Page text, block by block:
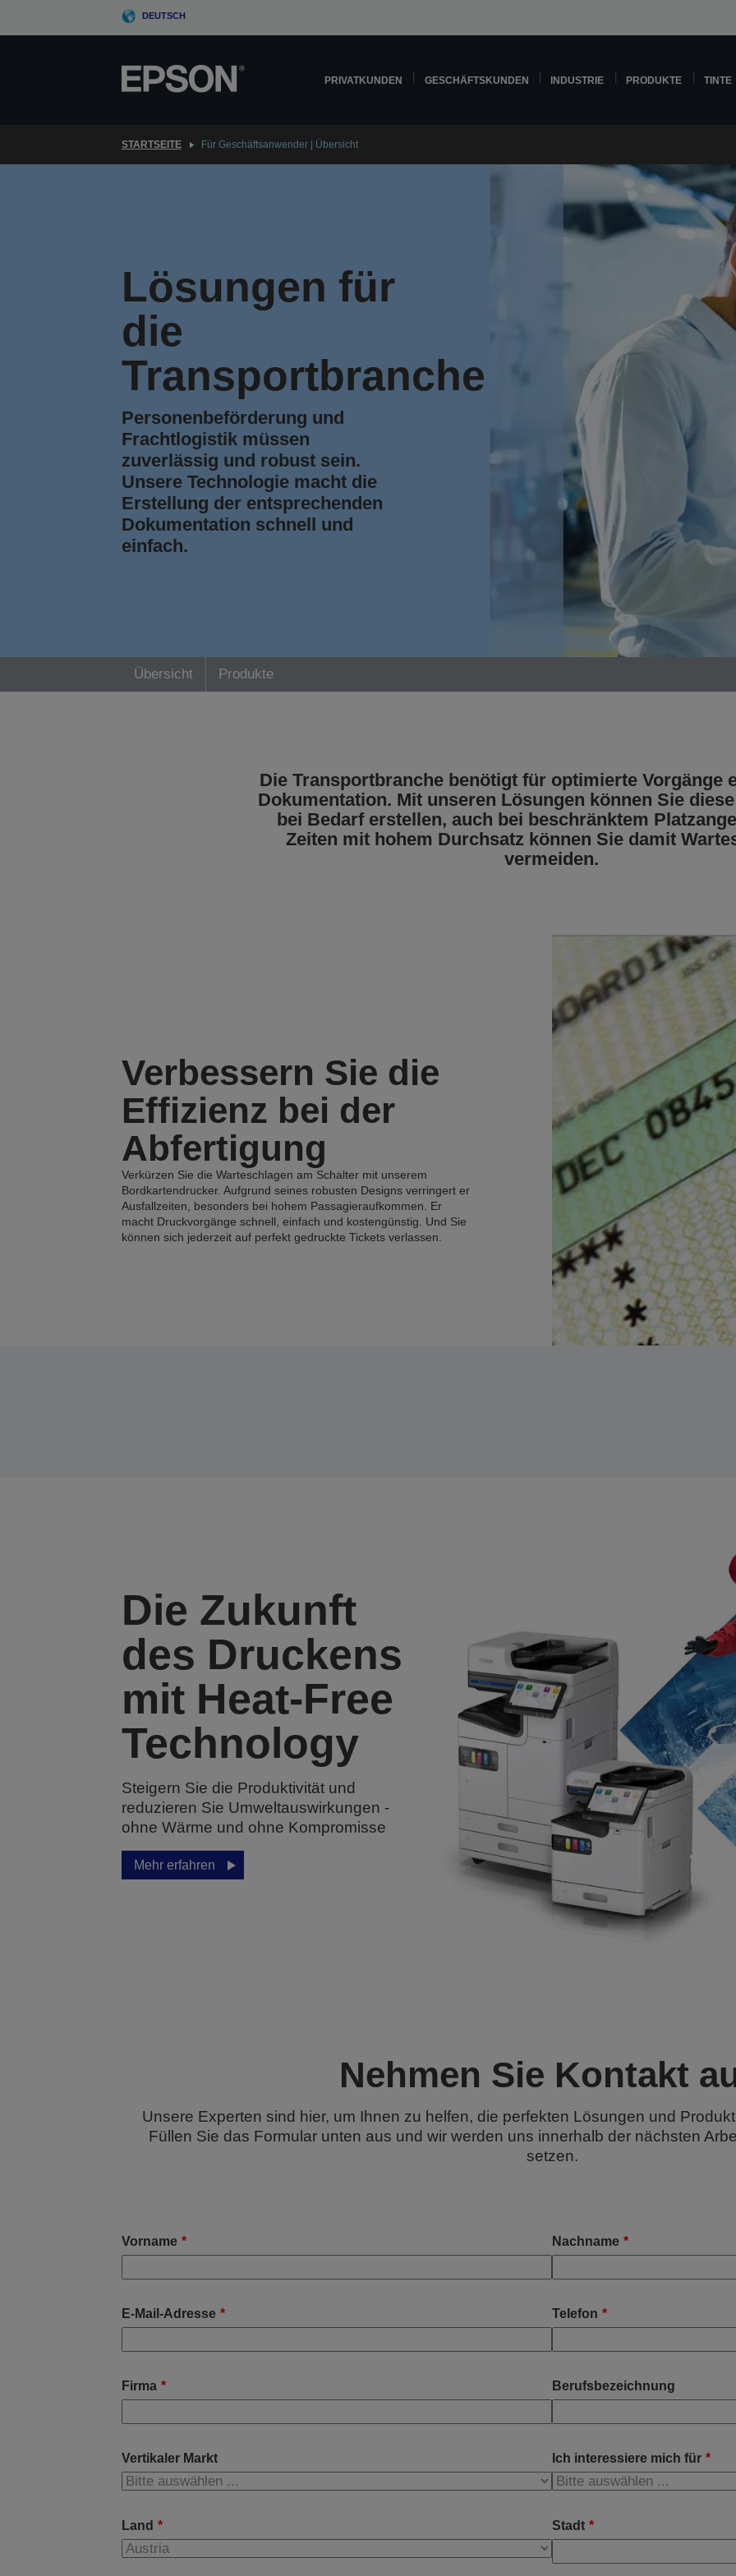
DEUTSCH
PRIVATKUNDEN GESCHÄFTSKUNDEN INDUSTRIE PRODUKTE TINTE
STARTSEITE Für Geschäftsanwender | Übersicht
Lösungen für
die
Transportbranche
Personenbeförderung und
Frachtlogistik müssen
zuverlässig und robust sein.
Unsere Technologie macht die
Erstellung der entsprechenden
Dokumentation schnell und
einfach.
Übersicht Produkte
Die Transportbranche benötigt für optimierte Vorgänge
Dokumentation. Mit unseren Lösungen können Sie
bei Bedarf erstellen, auch bei beschränktem
Zeiten mit hohem Durchsatz können Sie damit
vermeiden.
Verbessern Sie die
Effizienz bei der
Abfertigung
Verkürzen Sie die Warteschlagen am Schalter mit unserem
Bordkartendrucker. Aufgrund seines robusten Designs verringert er
Ausfallzeiten, besonders bei hohem Passagieraufkommen. Er
macht Druckvorgänge schnell, einfach und kostengünstig. Und Sie
können sich jederzeit auf perfekt gedruckte Tickets verlassen.
Die Zukunft
des Druckens
mit Heat-Free
Technology
Steigern Sie die Produktivität und
reduzieren Sie Umweltauswirkungen -
ohne Wärme und ohne Kompromisse
Mehr erfahren
Nehmen Sie Kontakt
Unsere Experten sind hier, um Ihnen zu helfen, die perfekten Lösungen und
Füllen Sie das Formular unten aus und wir werden uns innerhalb der nächsten
setzen.
Vorname * Nachname *
E-Mail-Adresse * Telefon *
Firma * Berufsbezeichnung
Vertikaler Markt Ich interessiere mich für *
Land * Stadt *